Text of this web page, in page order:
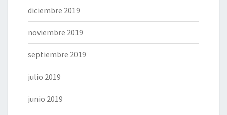
diciembre 2019
noviembre 2019
septiembre 2019
julio 2019
junio 2019